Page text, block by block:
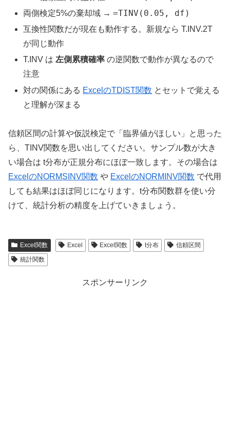
両側検定5%の棄却域 →=TINV(0.05, df)
互換性関数だが現在も動作する。新規なら T.INV.2T
が同じ動作
T.INV は左側累積確率 の逆関数で動作が異なるので
注意
対の関係にある ExcelのTDIST関数 とセットで覚える
と理解が深まる
信頼区間の計算や仮説検定で「臨界値がほしい」と思った
ら、TINV関数を思い出してください。サンプル数が大き
い場合は t分布が正規分布にほぼ一致します。その場合は
ExcelのNORMSINV関数 や ExcelのNORMINV関数 で代用
しても結果はほぼ同じになります。t分布関数群を使い分
けて、統計分析の精度を上げていきましょう。
Excel関数 Excel Excel関数 t分布
信頼区間
統計関数
スポンサーリンク